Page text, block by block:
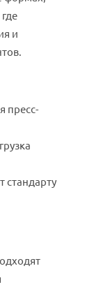
и
пресс-
стандарту